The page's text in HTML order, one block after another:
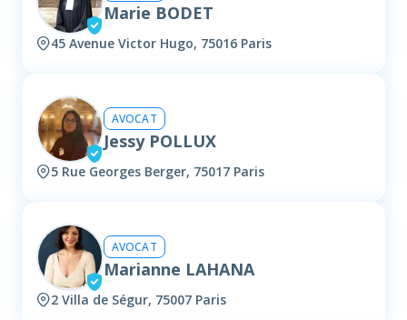
Marie BODET
45 Avenue Victor Hugo, 75016 Paris
AVOCAT
Jessy POLLUX
5 Rue Georges Berger, 75017 Paris
AVOCAT
Marianne LAHANA
2 Villa de Ségur, 75007 Paris